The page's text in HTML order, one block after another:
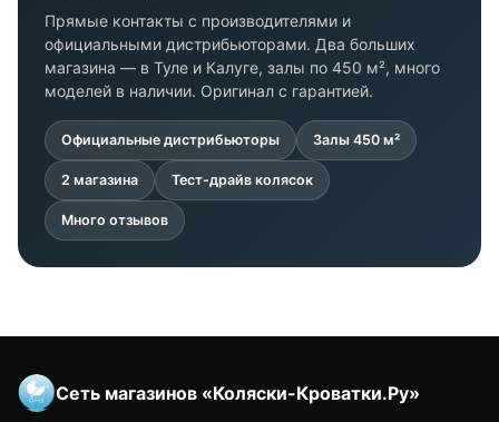
Прямые контакты с производителями и
официальными дистрибьюторами. Два больших
магазина — в Туле и Калуге, залы по 450 м², много
моделей в наличии. Оригинал с гарантией.
Официальные дистрибьюторы Залы 450 м²
2 магазина Тест-драйв колясок
Много отзывов
Сеть магазинов «Коляски-Кроватки.Ру»